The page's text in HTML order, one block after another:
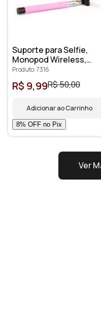
Suporte para Selfie,
Monopod Wireless,
iPhone, Galaxy - Z07-5,
Rosa
Produto: 7316
R$ 9,99R$ 50,00
Adicionar ao Carrinho
Ver